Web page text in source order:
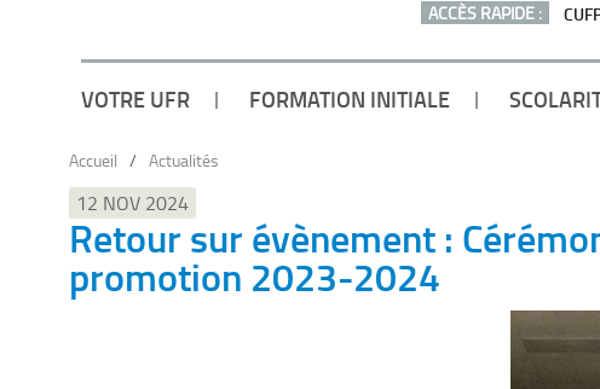
ACCÈS RAPIDE :
VOTRE UFR FORMATION INITIALE
Accueil / Actualités
12 NOV 2024
Retour sur évènement :
promotion 2023-2024